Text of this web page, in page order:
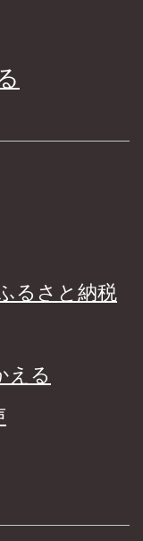
るさと納税
える